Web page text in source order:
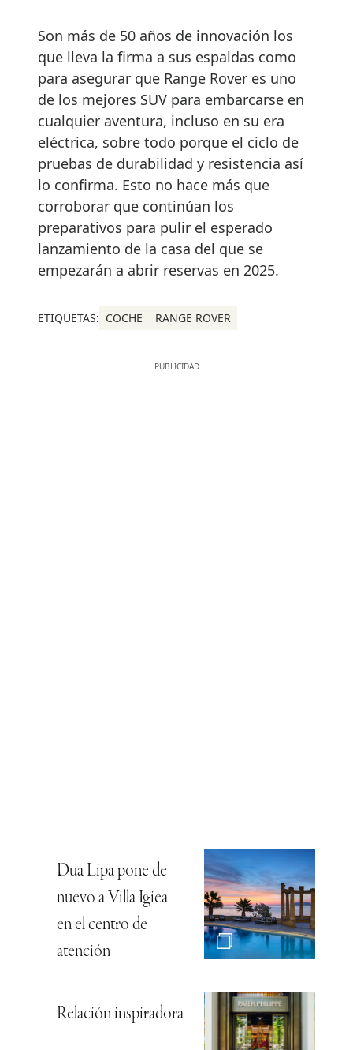
Son más de 50 años de innovación los
que lleva la firma a sus espaldas como
para asegurar que Range Rover es uno
de los mejores SUV para embarcarse en
cualquier aventura, incluso en su era
eléctrica, sobre todo porque el ciclo de
pruebas de durabilidad y resistencia así
lo confirma. Esto no hace más que
corroborar que continúan los
preparativos para pulir el esperado
lanzamiento de la casa del que se
empezarán a abrir reservas en 2025.
ETIQUETAS: COCHE RANGE ROVER
Dua Lipa pone de
nuevo a Villa Igiea
en el centro de
atención
Relación inspiradora